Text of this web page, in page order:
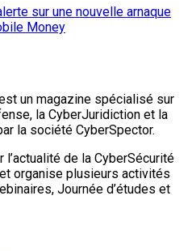
sur une nouvelle arnaque
Money
un magazine spécialisé sur
la CyberJuridiction et la
la société CyberSpector.
de la CyberSécurité
organise plusieurs activités
Journée d’études et